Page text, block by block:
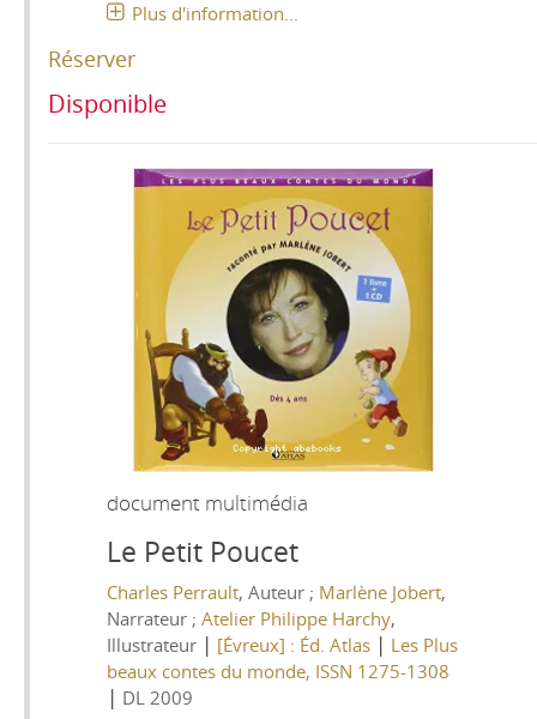
Plus d'information...
Réserver
Disponible
document multimédia
Le Petit Poucet
Charles Perrault, Auteur ; Marlène Jobert,
Narrateur ;Atelier Philippe Harchy,
Illustrateur | [Évreux] : Éd. Atlas | Les Plus
beaux contes du monde, ISSN 1275-1308
| DL 2009